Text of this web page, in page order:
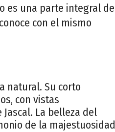
es una parte integral de
con el mismo
natural. Su corto
con vistas
La belleza del
de la majestuosidad